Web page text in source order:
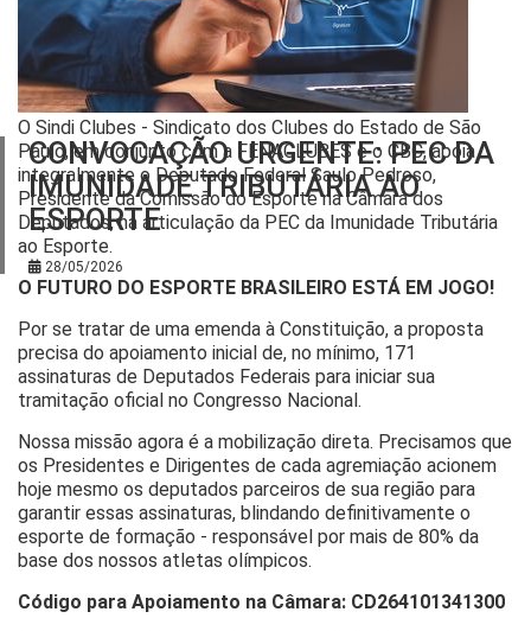
Aprendiz
Pepac
Cultural
Consultorias
Parceiros
Contato
CONVOCAÇÃO URGENTE: PEC DA
IMUNIDADE TRIBUTÁRIA AO
ESPORTE
28/05/2026
O Sindi Clubes - Sindicato dos Clubes do Estado de São
Paulo, em conjunto com a FENACLUBES e o CBC, apoia
integralmente o Deputado Federal Saulo Pedroso,
Presidente da Comissão do Esporte na Câmara dos
Deputados, na articulação da PEC da Imunidade Tributária
ao Esporte.
O FUTURO DO ESPORTE BRASILEIRO ESTÁ EM JOGO!
Por se tratar de uma emenda à Constituição, a proposta
precisa do apoiamento inicial de, no mínimo, 171
assinaturas de Deputados Federais para iniciar sua
tramitação oficial no Congresso Nacional.
Nossa missão agora é a mobilização direta. Precisamos que
os Presidentes e Dirigentes de cada agremiação acionem
hoje mesmo os deputados parceiros de sua região para
garantir essas assinaturas, blindando definitivamente o
esporte de formação - responsável por mais de 80% da
base dos nossos atletas olímpicos.
Código para Apoiamento na Câmara: CD264101341300